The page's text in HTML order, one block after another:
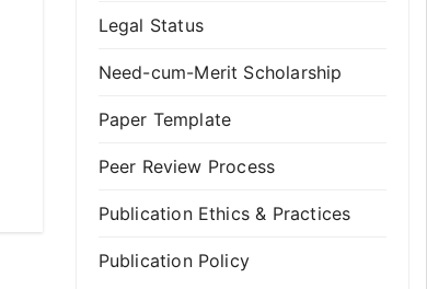
Legal Status
Need-cum-Merit Scholarship
Paper Template
Peer Review Process
Publication Ethics & Practices
Publication Policy